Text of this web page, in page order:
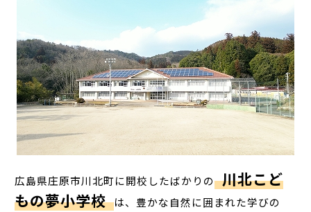
広島県庄原市川北町に開校したばかりの 川北こど
もの夢小学校 は、豊かな自然に囲まれた学びの